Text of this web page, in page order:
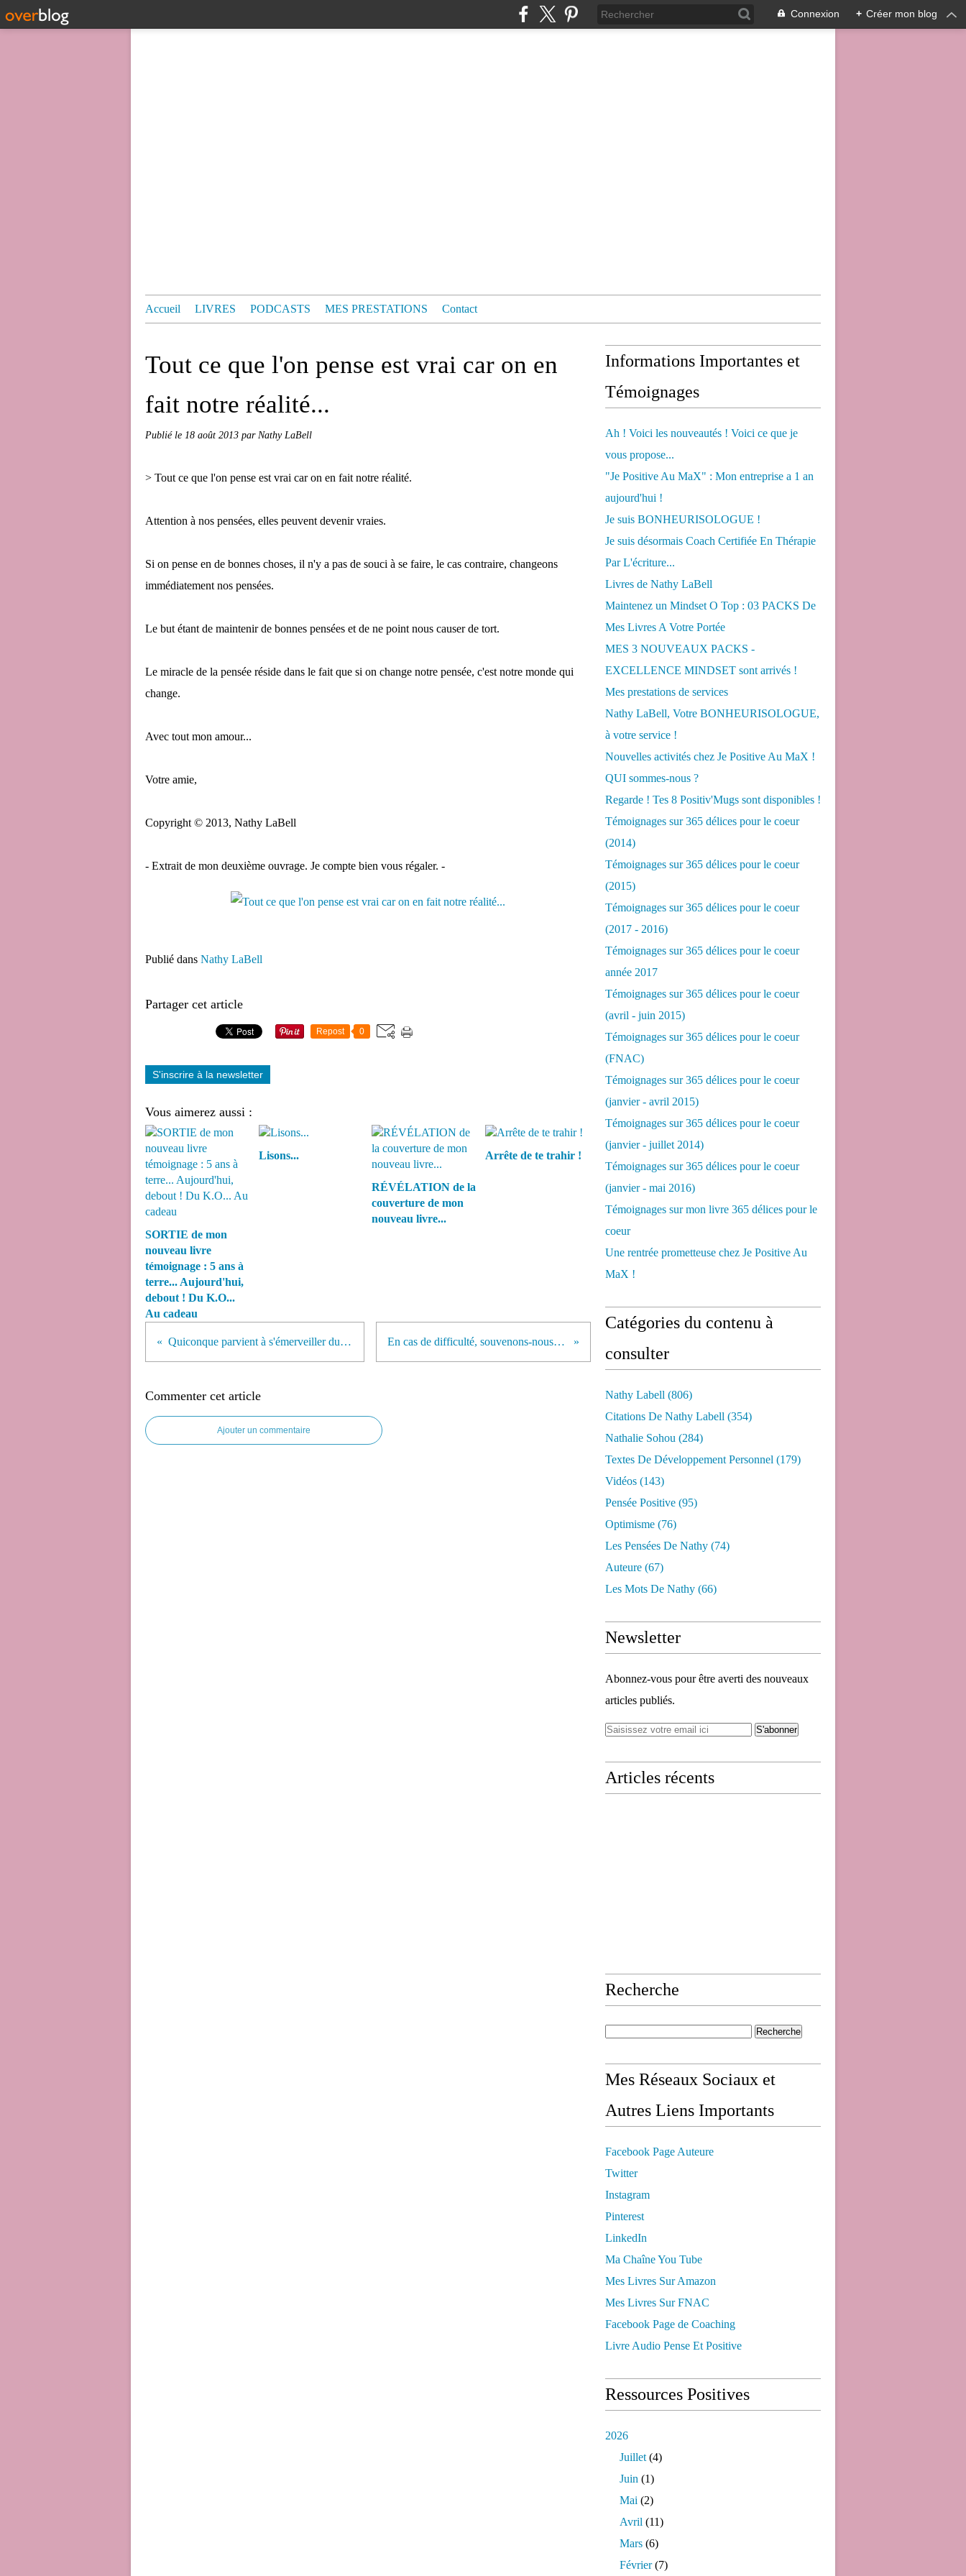
Connexion + Créer mon blog
Accueil LIVRES PODCASTS MES PRESTATIONS Contact
Tout ce que l'on pense est vrai car on en
fait notre réalité...
Publié le 18 août 2013 par Nathy LaBell
> Tout ce que l'on pense est vrai car on en fait notre réalité.
Attention à nos pensées, elles peuvent devenir vraies.
Si on pense en de bonnes choses, il n'y a pas de souci à se faire, le cas contraire, changeons
immédiatement nos pensées.
Le but étant de maintenir de bonnes pensées et de ne point nous causer de tort.
Le miracle de la pensée réside dans le fait que si on change notre pensée, c'est notre monde qui
change.
Avec tout mon amour...
Votre amie,
Copyright © 2013, Nathy LaBell
- Extrait de mon deuxième ouvrage. Je compte bien vous régaler. -
Publié dans Nathy LaBell
Partager cet article
Repost 0
S'inscrire à la newsletter
Vous aimerez aussi :
SORTIE de mon
nouveau livre
témoignage : 5 ans à
terre... Aujourd'hui,
debout ! Du K.O...
Au cadeau
Lisons...
RÉVÉLATION de la
couverture de mon
nouveau livre...
Arrête de te trahir !
Quiconque parvient à s'émerveiller du beau spectacle de la vie connaît assurément un bonheur indicible... En cas de difficulté, souvenons-nous que la vie nous aime, que nous sommes en sécurité, malgré tout...
Commenter cet article
Ajouter un commentaire
Informations Importantes et
Témoignages
Ah ! Voici les nouveautés ! Voici ce que je
vous propose...
"Je Positive Au MaX" : Mon entreprise a 1 an
aujourd'hui !
Je suis BONHEURISOLOGUE !
Je suis désormais Coach Certifiée En Thérapie
Par L'écriture...
Livres de Nathy LaBell
Maintenez un Mindset O Top : 03 PACKS De
Mes Livres A Votre Portée
MES 3 NOUVEAUX PACKS -
EXCELLENCE MINDSET sont arrivés !
Mes prestations de services
Nathy LaBell, Votre BONHEURISOLOGUE,
à votre service !
Nouvelles activités chez Je Positive Au MaX !
QUI sommes-nous ?
Regarde ! Tes 8 Positiv'Mugs sont disponibles !
Témoignages sur 365 délices pour le coeur
(2014)
Témoignages sur 365 délices pour le coeur
(2015)
Témoignages sur 365 délices pour le coeur
(2017 - 2016)
Témoignages sur 365 délices pour le coeur
année 2017
Témoignages sur 365 délices pour le coeur
(avril - juin 2015)
Témoignages sur 365 délices pour le coeur
(FNAC)
Témoignages sur 365 délices pour le coeur
(janvier - avril 2015)
Témoignages sur 365 délices pour le coeur
(janvier - juillet 2014)
Témoignages sur 365 délices pour le coeur
(janvier - mai 2016)
Témoignages sur mon livre 365 délices pour le
coeur
Une rentrée prometteuse chez Je Positive Au
MaX !
Catégories du contenu à
consulter
Nathy Labell (806)
Citations De Nathy Labell (354)
Nathalie Sohou (284)
Textes De Développement Personnel (179)
Vidéos (143)
Pensée Positive (95)
Optimisme (76)
Les Pensées De Nathy (74)
Auteure (67)
Les Mots De Nathy (66)
Newsletter
Abonnez-vous pour être averti des nouveaux
articles publiés.
Articles récents
Recherche
Mes Réseaux Sociaux et
Autres Liens Importants
Facebook Page Auteure
Twitter
Instagram
Pinterest
LinkedIn
Ma Chaîne You Tube
Mes Livres Sur Amazon
Mes Livres Sur FNAC
Facebook Page de Coaching
Livre Audio Pense Et Positive
Ressources Positives
2026
Juillet (4)
Juin (1)
Mai (2)
Avril (11)
Mars (6)
Février(7)